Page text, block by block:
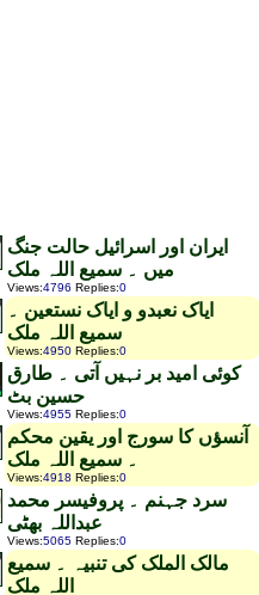
ایران اور اسرائیل حالت جنگ
میں ۔ سمیع اللہ ملک
Views:4796 Replies:0
ایاک نعبدو و ایاک نستعین ۔
سمیع اللہ ملک
Views:4950 Replies:0
کوئی امید بر نہیں آتی ۔ طارق
حسین بٹ
Views:4955 Replies:0
آنسؤں کا سورج اور یقین محکم
۔ سمیع اللہ ملک
Views:4918 Replies:0
سرد جہنم ۔ پروفیسر محمد
عبداللہ بھٹی
Views:5065 Replies:0
مالک الملک کی تنبیہ ۔ سمیع
اللہ ملک